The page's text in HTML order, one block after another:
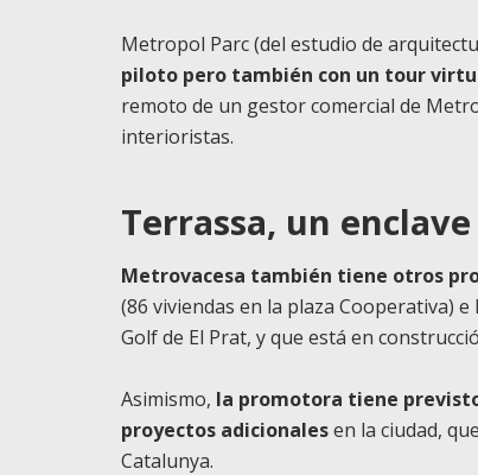
Metropol Parc (del estudio de
piloto pero también con un tour
remoto de un gestor comercial de
interioristas.
Terrassa, un
Metrovacesa también tiene otros
(86 viviendas en la plaza Cooperativa)
Golf de El Prat, y que está en
Asimismo, la promotora tiene
proyectos adicionalesen la ciudad,
Catalunya.